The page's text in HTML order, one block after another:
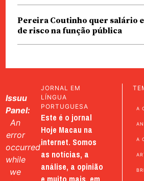
Pereira Coutinho quer salário
de risco na função pública
Issuu
Panel:
An
error
occurred
while
we
JORNAL EM
LÍNGUA
PORTUGUESA
Este é o jornal
Hoje Macau na
internet. Somos
as notícias, a
análise, a opinião
A
A